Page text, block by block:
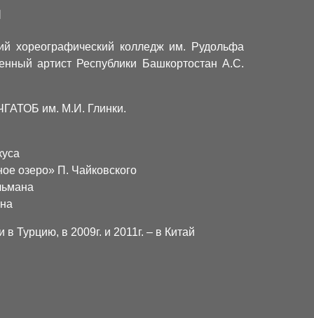
хореографический колледж им. Рудольфа
артист Республики Башкортостан А.С.
им. М.И. Глинки.
озеро» П. Чайковского
в Турцию, в 2009г. и 2011г. – в Китай